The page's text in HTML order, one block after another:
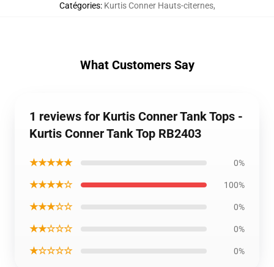
Catégories: Kurtis Conner Hauts-citernes,
What Customers Say
1 reviews for Kurtis Conner Tank Tops -
Kurtis Conner Tank Top RB2403
★★★★★ 0%
★★★★☆ 100%
★★★☆☆ 0%
★★☆☆☆ 0%
★☆☆☆☆ 0%